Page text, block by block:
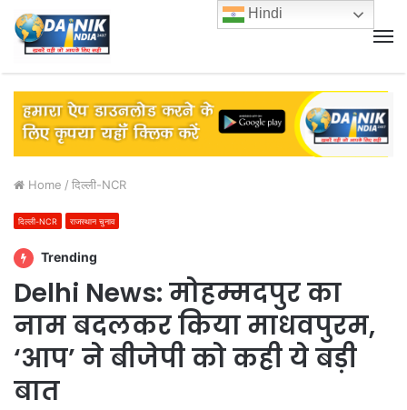
Home / दिल्ली-NCR
दिल्ली-NCR राजस्थान चुनाव
Trending
Delhi News: मोहम्मदपुर का
नाम बदलकर किया माधवपुरम,
‘आप’ ने बीजेपी को कही ये बड़ी
बात
Hindi